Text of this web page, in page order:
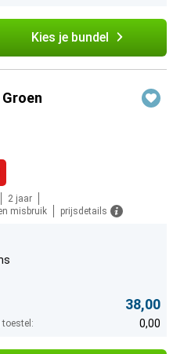
Kies je bundel
2 jaar
misbruik
prijsdetails
38,00
toestel: 0,00